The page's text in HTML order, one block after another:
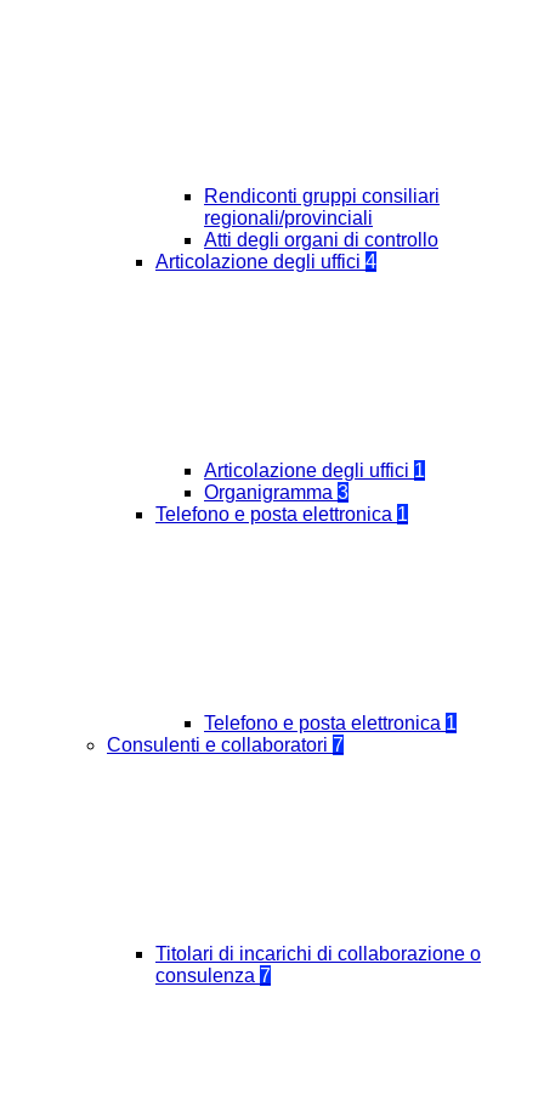
Rendiconti gruppi consiliari
regionali/provinciali
Atti degli organi di controllo
Articolazione degli uffici 4
Articolazione degli uffici 1
Organigramma 3
Telefono e posta elettronica 1
Telefono e posta elettronica 1
Consulenti e collaboratori 7
Titolari di incarichi di collaborazione o
consulenza 7